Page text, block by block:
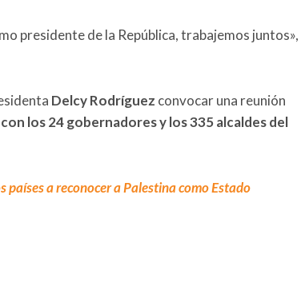
presidente de la República, trabajemos juntos»,
Delcy Rodríguez convocar una reunión
los 24 gobernadores y los 335 alcaldes del
países a reconocer a Palestina como Estado